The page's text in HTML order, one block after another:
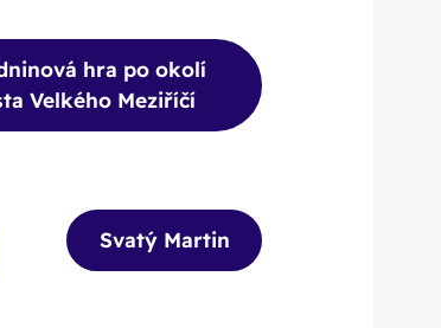
hra po okolí
Velkého Meziříčí
Svatý Martin